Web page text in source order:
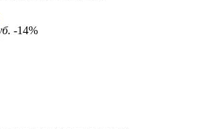
-14%